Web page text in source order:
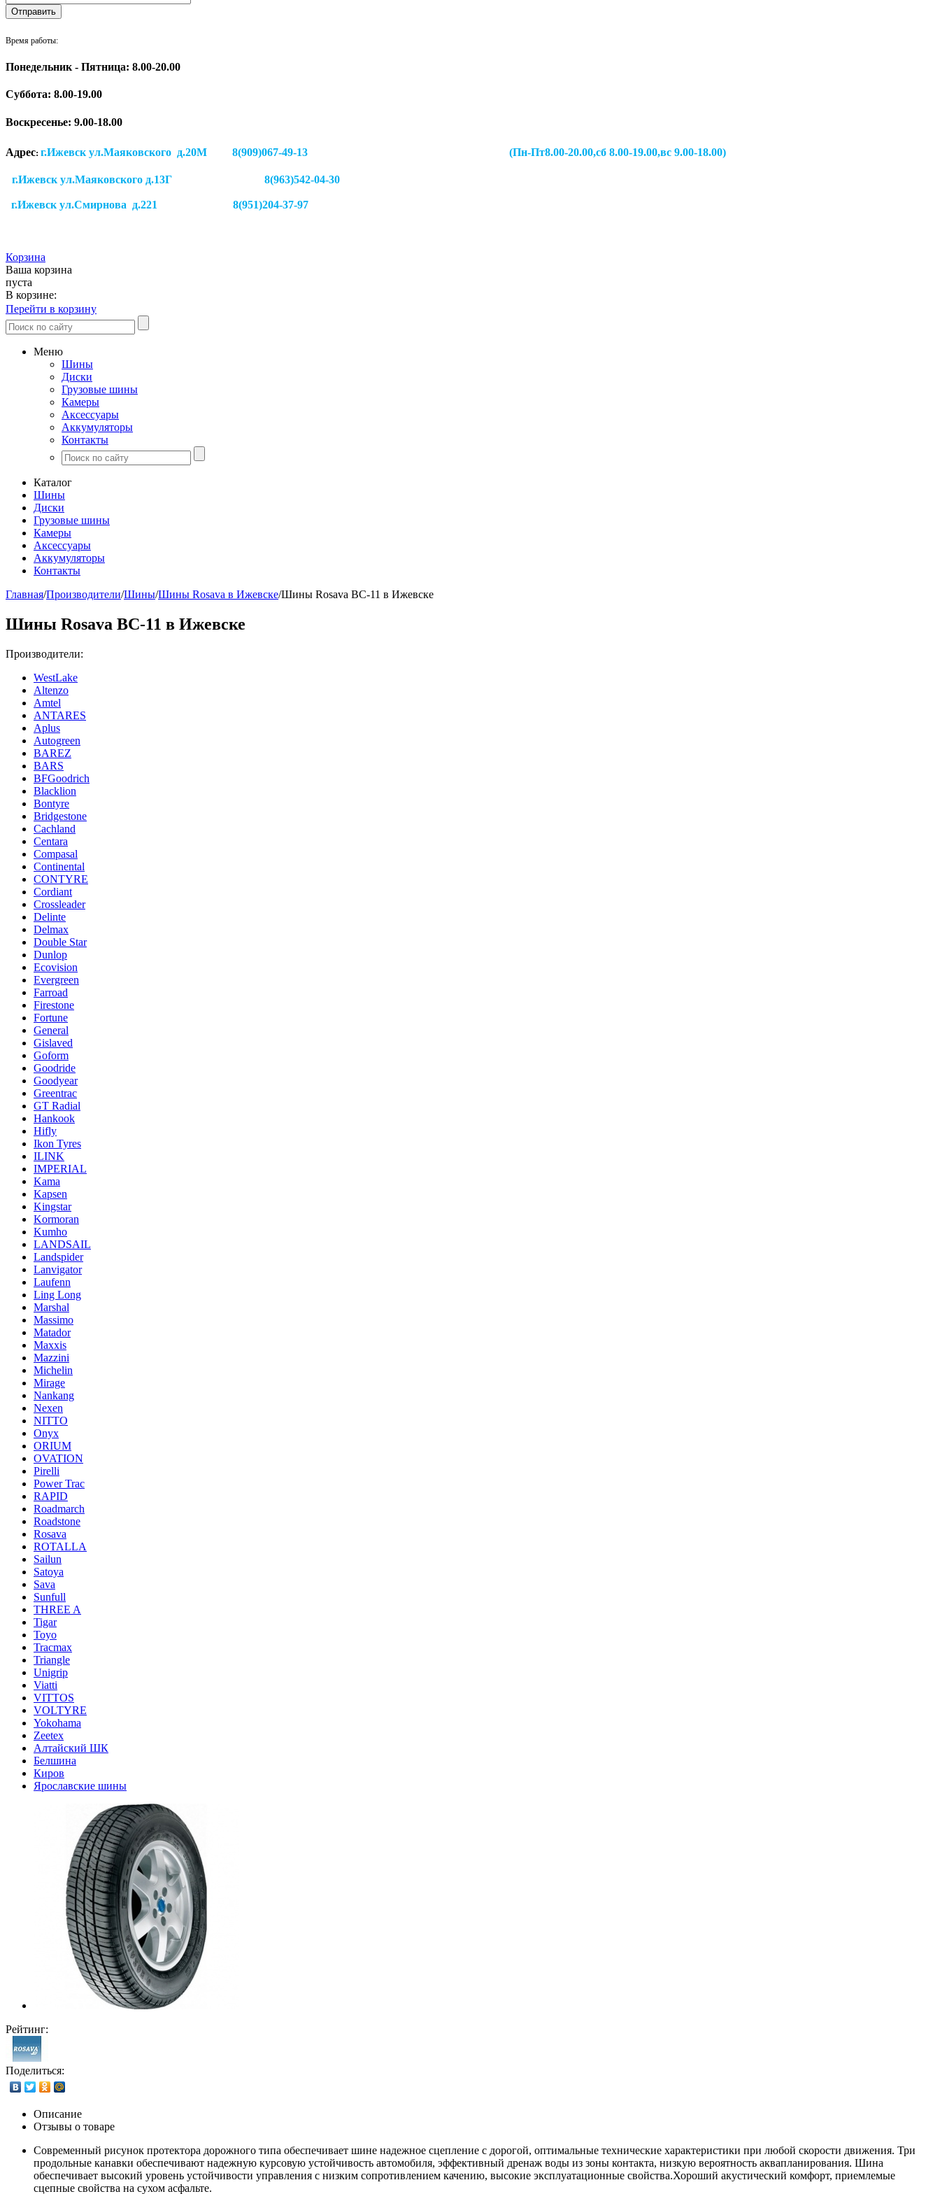
Время работы:
Понедельник - Пятница: 8.00-20.00
Суббота: 8.00-19.00
Воскресенье: 9.00-18.00
Адрес: г.Ижевск ул.Маяковского д.20М 8(909)067-49-13 (Пн-Пт8.00-20.00,сб 8.00-19.00,вс 9.00-18.00)
г.Ижевск ул.Маяковского д.13Г 8(963)542-04-30
г.Ижевск ул.Смирнова д.221 8(951)204-37-97
Корзина
Ваша корзина
пуста
В корзине:
Перейти в корзину
Меню
Шины
Диски
Грузовые шины
Камеры
Аксессуары
Аккумуляторы
Контакты
Каталог
Шины
Диски
Грузовые шины
Камеры
Аксессуары
Аккумуляторы
Контакты
Главная/Производители/Шины/Шины Rosava в Ижевске/Шины Rosava BC-11 в Ижевске
Шины Rosava BC-11 в Ижевске
Производители:
WestLake
Altenzo
Amtel
ANTARES
Aplus
Autogreen
BAREZ
BARS
BFGoodrich
Blacklion
Bontyre
Bridgestone
Cachland
Centara
Compasal
Continental
CONTYRE
Cordiant
Crossleader
Delinte
Delmax
Double Star
Dunlop
Ecovision
Evergreen
Farroad
Firestone
Fortune
General
Gislaved
Goform
Goodride
Goodyear
Greentrac
GT Radial
Hankook
Hifly
Ikon Tyres
ILINK
IMPERIAL
Kama
Kapsen
Kingstar
Kormoran
Kumho
LANDSAIL
Landspider
Lanvigator
Laufenn
Ling Long
Marshal
Massimo
Matador
Maxxis
Mazzini
Michelin
Mirage
Nankang
Nexen
NITTO
Onyx
ORIUM
OVATION
Pirelli
Power Trac
RAPID
Roadmarch
Roadstone
Rosava
ROTALLA
Sailun
Satoya
Sava
Sunfull
THREE A
Tigar
Toyo
Tracmax
Triangle
Unigrip
Viatti
VITTOS
VOLTYRE
Yokohama
Zeetex
Алтайский ШК
Белшина
Киров
Ярославские шины
Рейтинг:
Поделиться:
Описание
Отзывы о товаре
Современный рисунок протектора дорожного типа обеспечивает шине надежное сцепление с дорогой, оптимальные технические характеристики при любой скорости движения. Три
продольные канавки обеспечивают надежную курсовую устойчивость автомобиля, эффективный дренаж воды из зоны контакта, низкую вероятность аквапланирования. Шина
обеспечивает высокий уровень устойчивости управления с низким сопротивлением качению, высокие эксплуатационные свойства.Хороший акустический комфорт, приемлемые
сцепные свойства на сухом асфальте.